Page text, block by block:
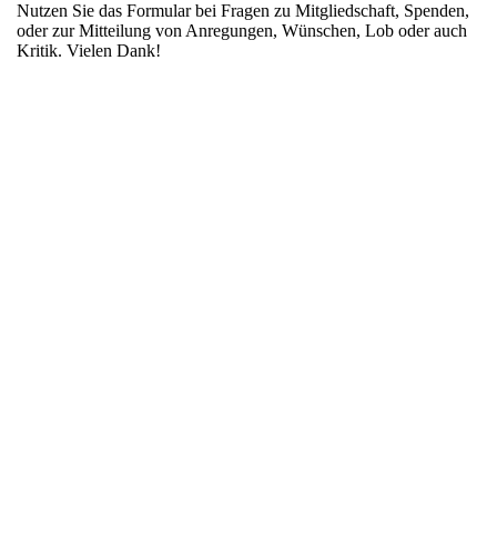
Nutzen Sie das Formular bei Fragen zu Mitgliedschaft, Spenden,
oder zur Mitteilung von Anregungen, Wünschen, Lob oder auch
Kritik. Vielen Dank!